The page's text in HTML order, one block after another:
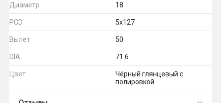
Диаметр 18
PCD 5x127
Вылет 50
DIA 71.6
Цвет
Чёрный глянцевый с
полировкой